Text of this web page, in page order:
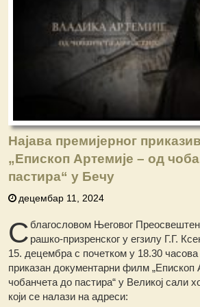
Најава премијерног
„Епископ Артемије – од
пастира“ у Бечу
децембар 11, 2024
С благословом Његовог
рашко-призренског у егзилу Г.Г.
15. децембра с почетком у 18.30
приказан документарни филм „Епископ
чобанчета до пастира“ у Великој сали
који се налази на адреси: